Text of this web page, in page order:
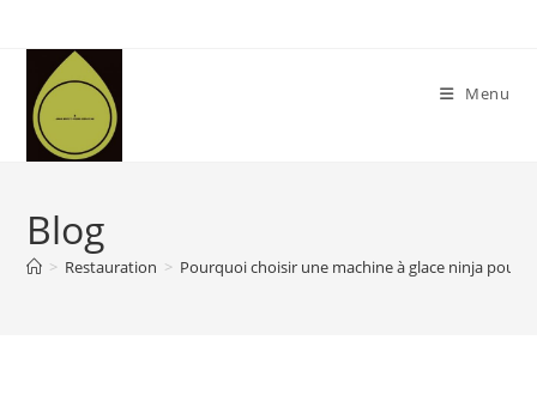
content
Menu
Blog
> Restauration > Pourquoi choisir une machine à glace ninja pour